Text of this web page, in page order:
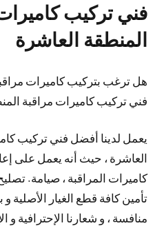
فني تركيب
المنطقة العاشرة
هل ترغب بتركيب كاميرات
فني تركيب كاميرات مراقبة
يعمل لدينا أفضل فني تركيب
العاشرة ، حيث أنه يعمل على
كاميرات المراقبة ، صيامة.
تأمين كافة قطع الغيار الأصلية و
منافسة ، و شعارنا الإحترافية و